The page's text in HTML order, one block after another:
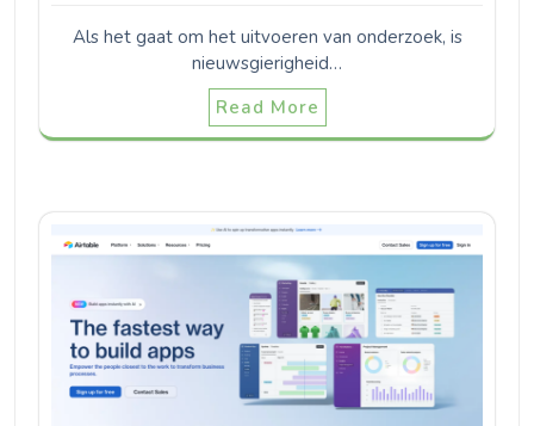
Als het gaat om het uitvoeren van onderzoek, is
nieuwsgierigheid…
Read More